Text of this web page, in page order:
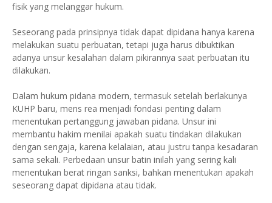
fisik yang melanggar hukum.
Seseorang pada prinsipnya tidak dapat dipidana hanya karena
melakukan suatu perbuatan, tetapi juga harus dibuktikan
adanya unsur kesalahan dalam pikirannya saat perbuatan itu
dilakukan.
Dalam hukum pidana modern, termasuk setelah berlakunya
KUHP baru, mens rea menjadi fondasi penting dalam
menentukan pertanggung jawaban pidana. Unsur ini
membantu hakim menilai apakah suatu tindakan dilakukan
dengan sengaja, karena kelalaian, atau justru tanpa kesadaran
sama sekali. Perbedaan unsur batin inilah yang sering kali
menentukan berat ringan sanksi, bahkan menentukan apakah
seseorang dapat dipidana atau tidak.